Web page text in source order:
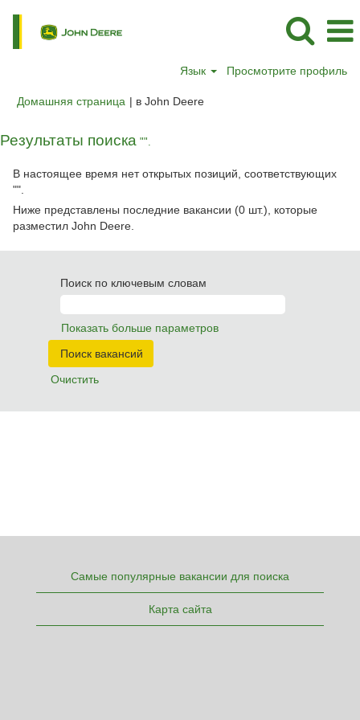
Язык Просмотрите профиль
Домашняя страница | в John Deere(текущая
Результаты поиска "".
В настоящее время нет открытых позиций, соответствующих
"".
Ниже представлены последние вакансии (0 шт.), которые
разместил John Deere.
Поиск по ключевым словам
Показать больше параметров
Очистить
Самые популярные вакансии для поиска
Карта сайта